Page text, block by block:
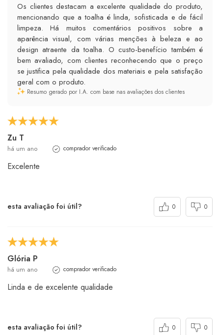
Os clientes destacam a excelente qualidade do produto,
mencionando que a toalha é linda, sofisticada e de fácil
limpeza. Há muitos comentários positivos sobre a
aparência visual, com várias menções à beleza e ao
design atraente da toalha. O custo-benefício também é
bem avaliado, com clientes reconhecendo que o preço
se justifica pela qualidade dos materiais e pela satisfação
geral com o produto.
Resumo gerado por I.A. com base nas avaliações dos clientes
Zu T
há um ano comprador verificado
Excelente
esta avaliação foi útil? 0 0
Glória P
há um ano comprador verificado
Linda e de excelente qualidade
esta avaliação foi útil? 0 0